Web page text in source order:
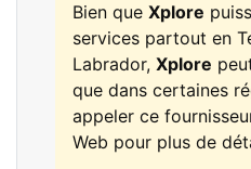
Bien que Xplore
services partout en
Labrador, Xplore
que dans certaines
appeler ce
Web pour plus de